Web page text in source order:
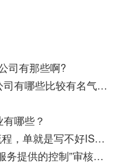
司有那些啊?
广州市能做CMMI5认证的咨询公司有哪些比较有名气的啊？大概要花多少钱？ 急求答案。
哪些？
知道公司的职责与权限和作业流程，单就是写不好IS09001质量管理体系文件怎么办？
软件行业9000质量体系“生产和服务提供的控制”审核内容有哪些